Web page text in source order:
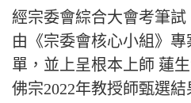
經宗委會綜合大會考筆試
由《宗委會核心小組》
單，並上呈根本上師 蓮
佛宗2022年教授師甄選